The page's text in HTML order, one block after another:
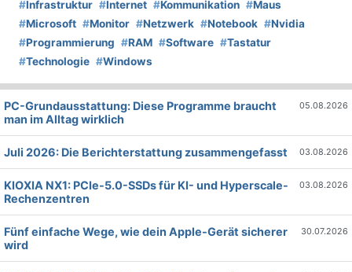
#Infrastruktur #Internet #Kommunikation #Maus
#Microsoft #Monitor #Netzwerk #Notebook #Nvidia
#Programmierung #RAM #Software #Tastatur
#Technologie #Windows
PC-Grundausstattung: Diese Programme braucht
man im Alltag wirklich
05.08.2026
Juli 2026: Die Bericht­erstattung zusammengefasst 03.08.2026
KIOXIA NX1: PCIe-5.0-SSDs für KI- und Hyperscale-
Rechenzentren
03.08.2026
Fünf einfache Wege, wie dein Apple-Gerät sicherer
wird
30.07.2026